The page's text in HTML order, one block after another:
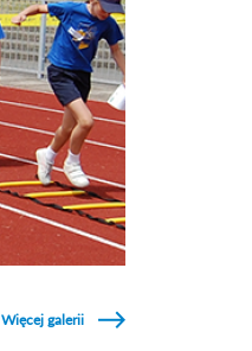
Więcej galerii